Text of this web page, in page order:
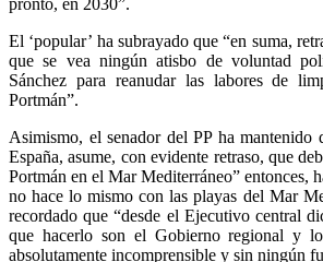
El ‘popular’ ha subrayado que “en suma,
que se vea ningún atisbo de voluntad
Sánchez para reanudar las labores de
Portmán”.
Asimismo, el senador del PP ha mantenido
España, asume, con evidente retraso, que
Portmán en el Mar Mediterráneo” entonces,
no hace lo mismo con las playas del Mar
recordado que “desde el Ejecutivo central
que hacerlo son el Gobierno regional y
absolutamente incomprensible y sin ningún